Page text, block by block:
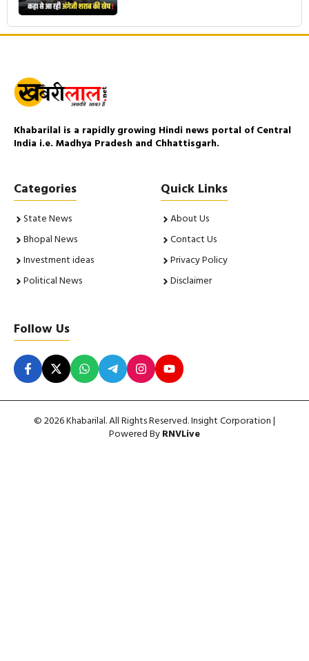
Khabarilal is a rapidly growing Hindi news portal of Central
India i.e. Madhya Pradesh and Chhattisgarh.
Categories
State News
Bhopal News
Investment ideas
Political News
Quick Links
About Us
Contact Us
Privacy Policy
Disclaimer
Follow Us
© 2026 Khabarilal. All Rights Reserved. Insight Corporation |
Powered ByRNVLive